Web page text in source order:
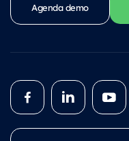
Agenda demo